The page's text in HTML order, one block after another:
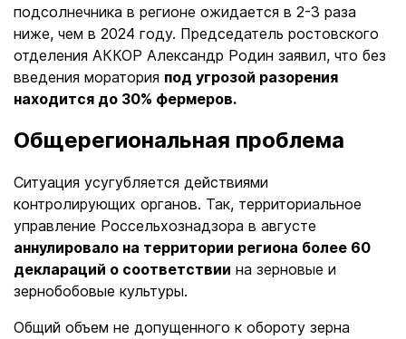
подсолнечника в регионе ожидается в 2-3 раза
ниже, чем в 2024 году. Председатель ростовского
отделения АККОР Александр Родин заявил, что без
введения моратория под угрозой разорения
находится до 30% фермеров.
Общерегиональная проблема
Ситуация усугубляется действиями
контролирующих органов. Так, территориальное
управление Россельхознадзора в августе
аннулировало на территории региона более 60
деклараций о соответствии на зерновые и
зернобобовые культуры.
Общий объем не допущенного к обороту зерна